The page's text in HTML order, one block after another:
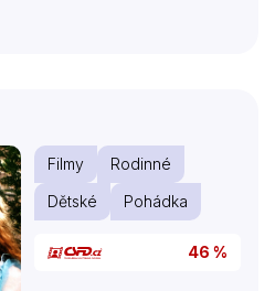
Filmy
Rodinné
Dětské
Pohádka
46 %